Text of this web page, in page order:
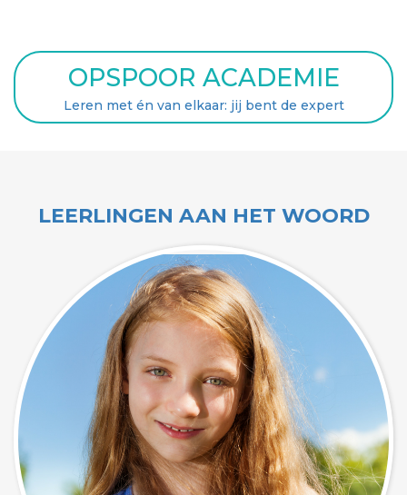
OPSPOOR ACADEMIE
Leren met én van elkaar: jij bent de expert
LEERLINGEN AAN HET WOORD